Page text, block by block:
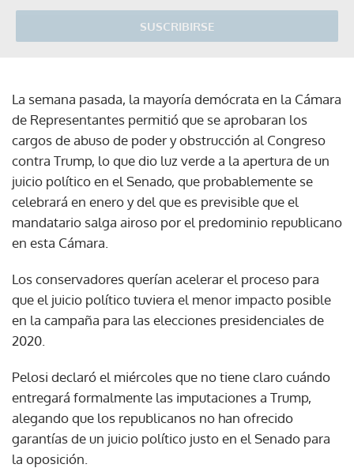
SUSCRIBIRSE
La semana pasada, la mayoría demócrata en la Cámara
de Representantes permitió que se aprobaran los
cargos de abuso de poder y obstrucción al Congreso
contra Trump, lo que dio luz verde a la apertura de un
juicio político en el Senado, que probablemente se
celebrará en enero y del que es previsible que el
mandatario salga airoso por el predominio republicano
en esta Cámara.
Los conservadores querían acelerar el proceso para
que el juicio político tuviera el menor impacto posible
en la campaña para las elecciones presidenciales de
2020.
Pelosi declaró el miércoles que no tiene claro cuándo
entregará formalmente las imputaciones a Trump,
alegando que los republicanos no han ofrecido
garantías de un juicio político justo en el Senado para
la oposición.